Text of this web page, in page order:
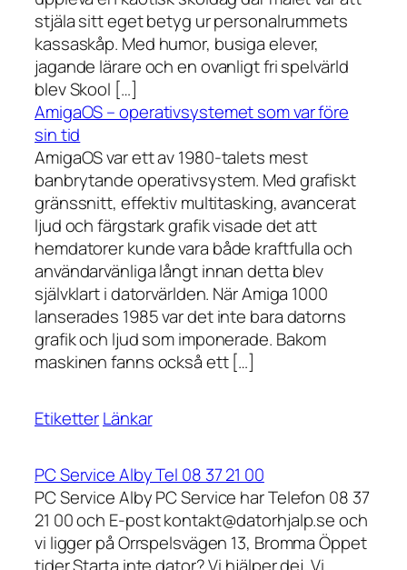
stjäla sitt eget betyg ur personalrummets
kassaskåp. Med humor, busiga elever,
jagande lärare och en ovanligt fri spelvärld
blev Skool […]
AmigaOS – operativsystemet som var före
sin tid
AmigaOS var ett av 1980-talets mest
banbrytande operativsystem. Med grafiskt
gränssnitt, effektiv multitasking, avancerat
ljud och färgstark grafik visade det att
hemdatorer kunde vara både kraftfulla och
användarvänliga långt innan detta blev
självklart i datorvärlden. När Amiga 1000
lanserades 1985 var det inte bara datorns
grafik och ljud som imponerade. Bakom
maskinen fanns också ett […]
EtiketterLänkar
PC Service Alby Tel 08 37 21 00
PC Service Alby PC Service har Telefon 08 37
21 00 och E-post kontakt@datorhjalp.se och
vi ligger på Orrspelsvägen 13, Bromma Öppet